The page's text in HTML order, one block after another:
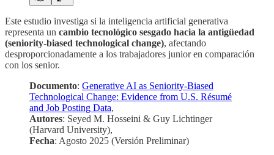
Este estudio investiga si la inteligencia artificial generativa
representa un cambio tecnológico sesgado hacia la antigüedad
(seniority-biased technological change), afectando
desproporcionadamente a los trabajadores junior en comparación
con los senior.
Documento: Generative AI as Seniority-Biased
Technological Change: Evidence from U.S. Résumé
and Job Posting Data,
Autores: Seyed M. Hosseini & Guy Lichtinger
(Harvard University),
Fecha: Agosto 2025 (Versión Preliminar)